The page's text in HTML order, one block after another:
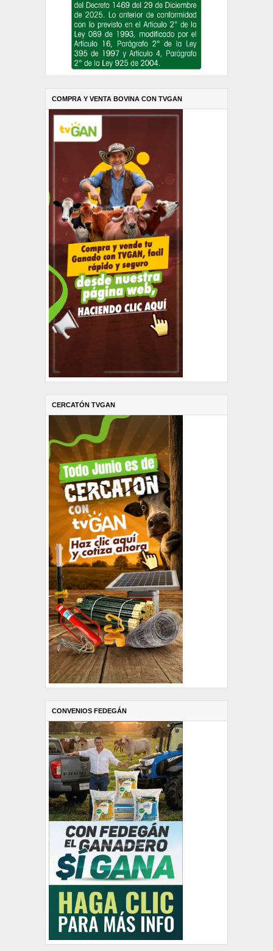
COMPRA Y VENTA BOVINA CON TVGAN
CERCATÓN TVGAN
CONVENIOS FEDEGÁN